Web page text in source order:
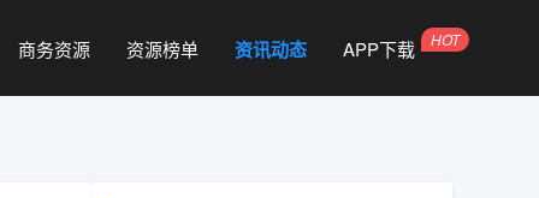
商务资源 资源榜单 资讯动态 APP下载